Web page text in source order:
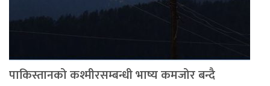
पाकिस्तानको कश्मीरसम्बन्धी भाष्य कमजोर बन्दै